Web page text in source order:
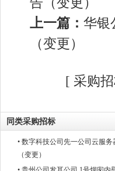
上一篇： 华银
（变更）
[ 采购
同类采购招标
• 数字科技公司先一公司云服
（变更）